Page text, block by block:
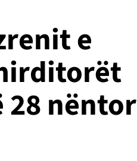
e
28 nëntor